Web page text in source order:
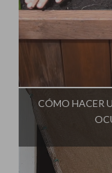
CÓMO HACER